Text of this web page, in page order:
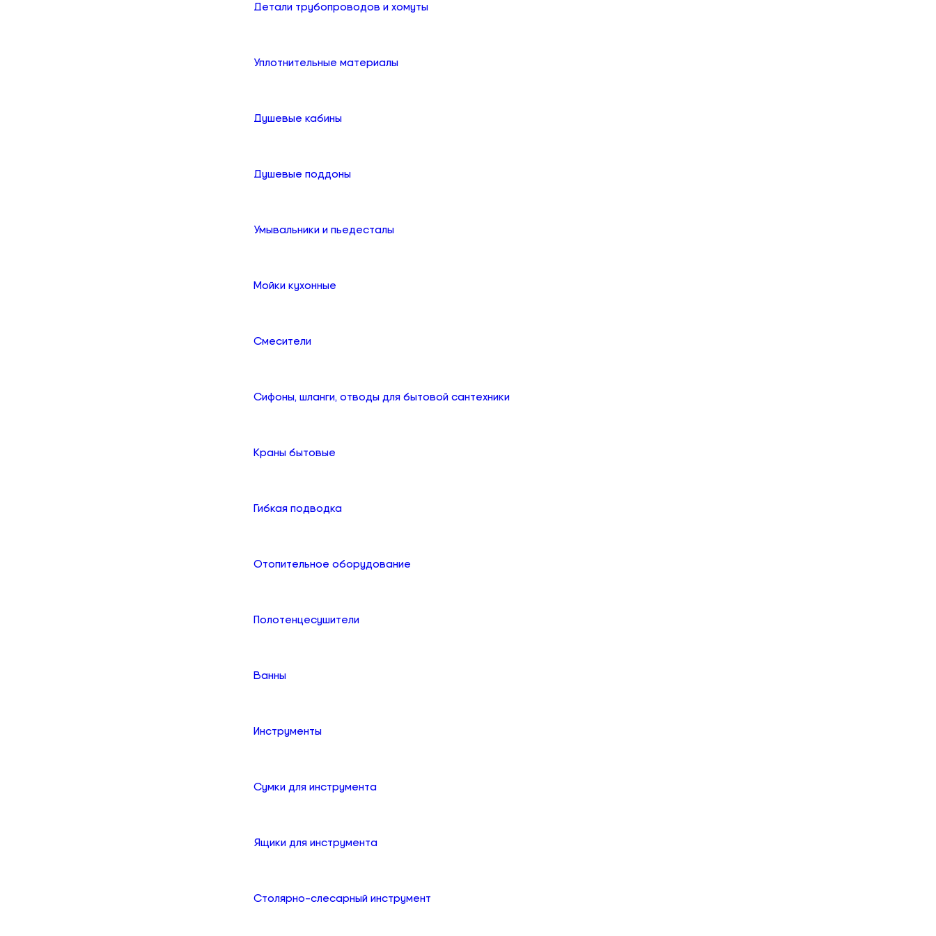
Детали трубопроводов и хомуты
Уплотнительные материалы
Душевые кабины
Душевые поддоны
Умывальники и пьедесталы
Мойки кухонные
Смесители
Сифоны, шланги, отводы для бытовой сантехники
Краны бытовые
Гибкая подводка
Отопительное оборудование
Полотенцесушители
Ванны
Инструменты
Сумки для инструмента
Ящики для инструмента
Столярно-слесарный инструмент